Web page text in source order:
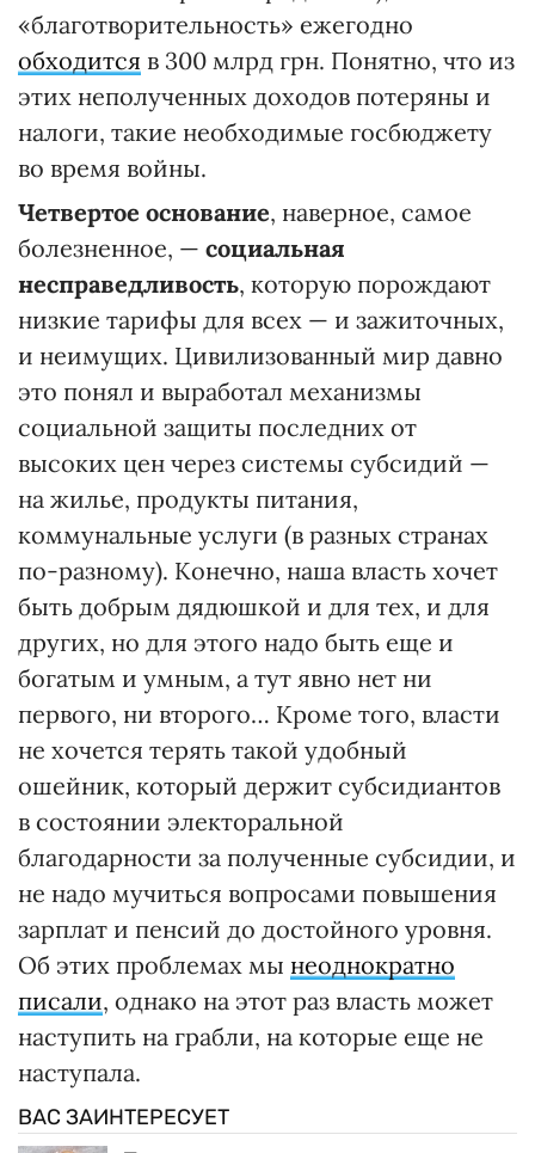
«благотворительность» ежегодно
обходится в 300 млрд грн. Понятно, что из
этих неполученных доходов потеряны и
налоги, такие необходимые госбюджету
во время войны.
Четвертое основание, наверное, самое
болезненное, — социальная
несправедливость, которую порождают
низкие тарифы для всех — и зажиточных,
и неимущих. Цивилизованный мир давно
это понял и выработал механизмы
социальной защиты последних от
высоких цен через системы субсидий —
на жилье, продукты питания,
коммунальные услуги (в разных странах
по-разному). Конечно, наша власть хочет
быть добрым дядюшкой и для тех, и для
других, но для этого надо быть еще и
богатым и умным, а тут явно нет ни
первого, ни второго… Кроме того, власти
не хочется терять такой удобный
ошейник, который держит субсидиантов
в состоянии электоральной
благодарности за полученные субсидии, и
не надо мучиться вопросами повышения
зарплат и пенсий до достойного уровня.
Об этих проблемах мы неоднократно
писали, однако на этот раз власть может
наступить на грабли, на которые еще не
наступала.
ВАС ЗАИНТЕРЕСУЕТ